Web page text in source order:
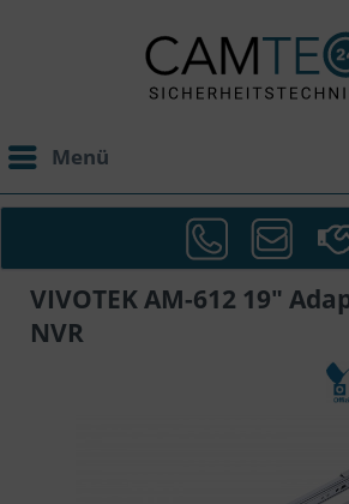
Menü
VIVOTEK AM-612 19"
NVR